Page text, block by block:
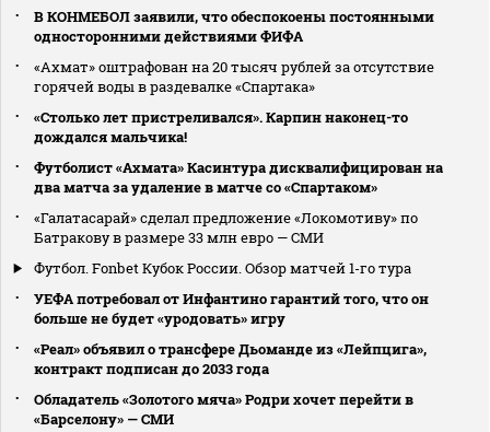
В КОНМЕБОЛ заявили, что обеспокоены постоянными
односторонними действиями ФИФА
«Ахмат» оштрафован на 20 тысяч рублей за отсутствие
горячей воды в раздевалке «Спартака»
«Столько лет пристреливался». Карпин наконец-то
дождался мальчика!
Футболист «Ахмата» Касинтура дисквалифицирован на
два матча за удаление в матче со «Спартаком»
«Галатасарай» сделал предложение «Локомотиву» по
Батракову в размере 33 млн евро — СМИ
Футбол. Fonbet Кубок России. Обзор матчей 1-го тура
УЕФА потребовал от Инфантино гарантий того, что он
больше не будет «уродовать» игру
«Реал» объявил о трансфере Дьоманде из «Лейпцига»,
контракт подписан до 2033 года
Обладатель «Золотого мяча» Родри хочет перейти в
«Барселону» — СМИ